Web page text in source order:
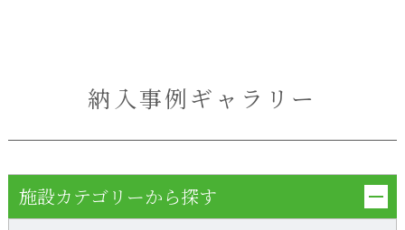
納入事例ギャラリー
施設カテゴリーから探す